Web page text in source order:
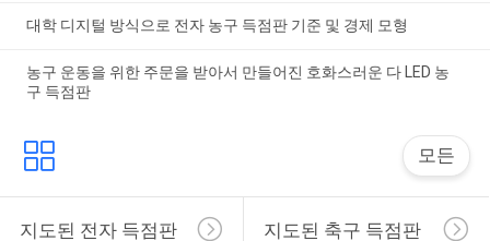
대학 디지털 방식으로 전자 농구 득점판 기준 및 경제 모형
농구 운동을 위한 주문을 받아서 만들어진 호화스러운 다 LED 농
구 득점판
모든
지도된 전자 득점판 지도된 축구 득점판